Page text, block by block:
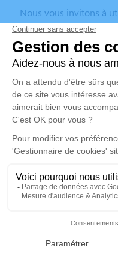
Faire-part
Nous vous invitons à
vos condoléances,
anecdote ou exprimer
poèmes ou des textes.
d'expression dédié à
Eugène GRAFFEUIL.
Un service de
disponible ici.
Cérémonie
Église de
19400 Monceaux-